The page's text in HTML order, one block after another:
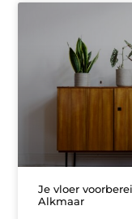
Je vloer
Alkmaar